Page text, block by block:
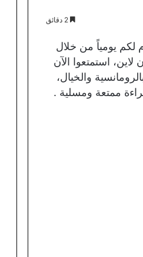
لكم يومياً من خلال
استمتعوا الآن
بالرومانسية والخيال،
ممتعة ومسلية .